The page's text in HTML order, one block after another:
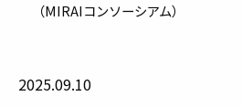
（MIRAIコンソーシアム）
2025.09.10